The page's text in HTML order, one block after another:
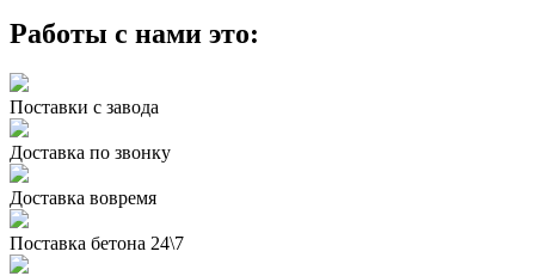
Работы с нами это:
Поставки с завода
Доставка по звонку
Доставка вовремя
Поставка бетона 24\7